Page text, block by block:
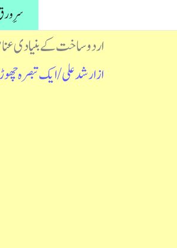
سرِ
اردو ساخت کے بنیادی
ازارشد علی/ایک تبصرہ